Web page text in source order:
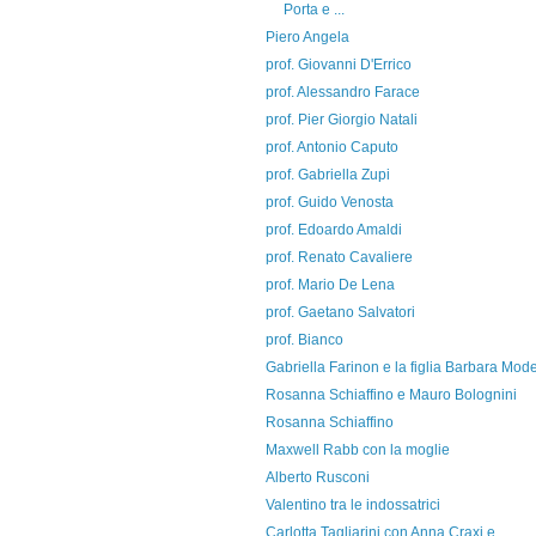
Porta e ...
Piero Angela
prof. Giovanni D'Errico
prof. Alessandro Farace
prof. Pier Giorgio Natali
prof. Antonio Caputo
prof. Gabriella Zupi
prof. Guido Venosta
prof. Edoardo Amaldi
prof. Renato Cavaliere
prof. Mario De Lena
prof. Gaetano Salvatori
prof. Bianco
Gabriella Farinon e la figlia Barbara
Rosanna Schiaffino e Mauro Bolognini
Rosanna Schiaffino
Maxwell Rabb con la moglie
Alberto Rusconi
Valentino tra le indossatrici
Carlotta Tagliarini con Anna Craxi e